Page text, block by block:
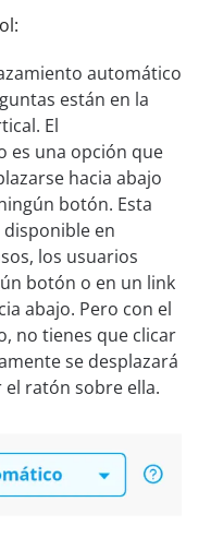
automático
están en la
El
es una opción que
hacia abajo
botón. Esta
en
los usuarios
botón o en un link
abajo. Pero con el
no tienes que clicar
se desplazará
ratón sobre ella.